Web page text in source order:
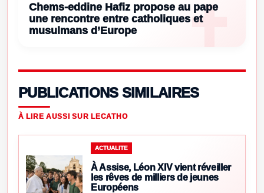
Chems-eddine Hafiz propose au pape
une rencontre entre catholiques et
musulmans d’Europe
PUBLICATIONS SIMILAIRES
À LIRE AUSSI SUR LECATHO
ACTUALITE
À Assise, Léon XIV vient réveiller
les rêves de milliers de jeunes
Européens